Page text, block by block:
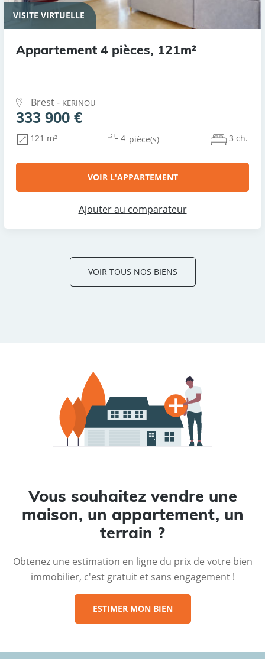
VISITE VIRTUELLE
Appartement 4 pièces, 121m²
Brest - KERINOU
333 900 €
121 m² 4 pièce(s) 3 ch.
VOIR L'APPARTEMENT
Ajouter au comparateur
VOIR TOUS NOS BIENS
Vous souhaitez vendre une
maison, un appartement, un
terrain ?
Obtenez une estimation en ligne du prix de votre bien
immobilier, c'est gratuit et sans engagement !
ESTIMER MON BIEN